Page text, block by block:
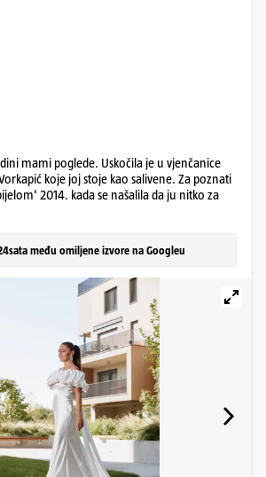
mami poglede. Uskočila je u vjenčanice
koje joj stoje kao salivene. Za poznati
2014. kada se našalila da ju nitko za
među omiljene izvore na Googleu